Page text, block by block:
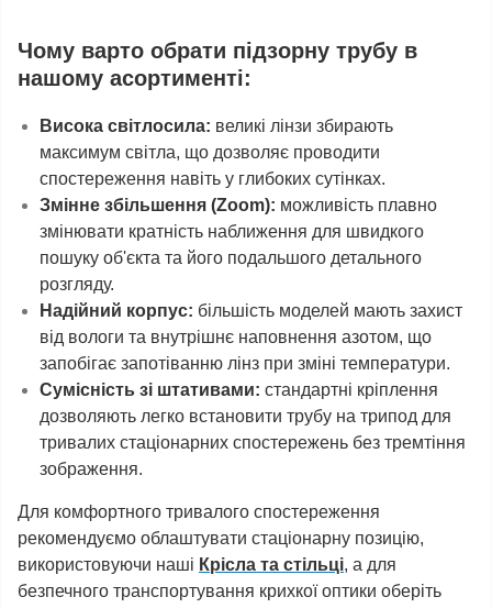
Чому варто обрати підзорну трубу в
нашому асортименті:
Висока світлосила: великі лінзи збирають
максимум світла, що дозволяє проводити
спостереження навіть у глибоких сутінках.
Змінне збільшення (Zoom): можливість плавно
змінювати кратність наближення для швидкого
пошуку об'єкта та його подальшого детального
розгляду.
Надійний корпус: більшість моделей мають захист
від вологи та внутрішнє наповнення азотом, що
запобігає запотіванню лінз при зміні температури.
Сумісність зі штативами: стандартні кріплення
дозволяють легко встановити трубу на трипод для
тривалих стаціонарних спостережень без тремтіння
зображення.
Для комфортного тривалого спостереження
рекомендуємо облаштувати стаціонарну позицію,
використовуючи наші Крісла та стільці, а для
безпечного транспортування крихкої оптики оберіть